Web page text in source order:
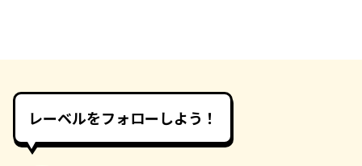
レーベルをフォローしよう！